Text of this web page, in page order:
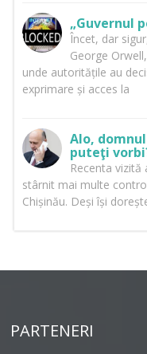
„Guvernul
Încet, dar
George
unde autoritățile au
exprimare și acces la
Alo,
puteţi
Recenta vizită
stârnit mai multe
Chișinău. Deși își
PARTENERI